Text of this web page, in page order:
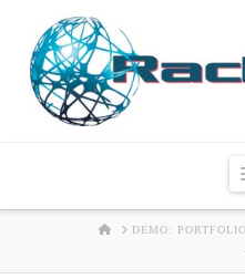
HOMEDEMO: PORTFOLIO